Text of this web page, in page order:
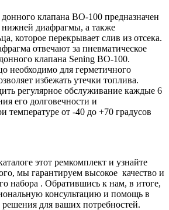
клапана BO-100 предназначен
нижней диафрагмы, а также
которое перекрывает слив из отсека.
отвечают за пневматическое
клапана Sening BO-100.
необходимо для герметичного
избежать утечки топлива.
регулярное обслуживание каждые 6
его долговечности и
температуре от -40 до +70 градусов
этот ремкомплект и узнайте
мы гарантируем высокое качество и
набора . Обратившись к нам, в итоге,
консультацию и помощь в
для ваших потребностей.